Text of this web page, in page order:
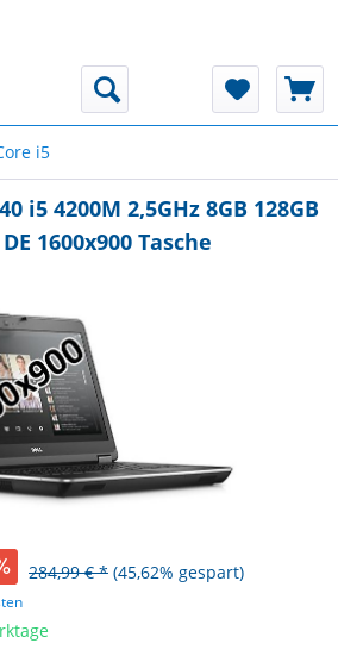
i5
i5 4200M 2,5GHz 8GB 128GB
1600x900 Tasche
284,99 € * (45,62% gespart)